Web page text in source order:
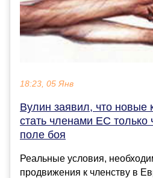
18:23, 05 Янв
Вулин заявил, что новые
стать членами ЕС только
поле боя
Реальные условия,
продвижения к членству в